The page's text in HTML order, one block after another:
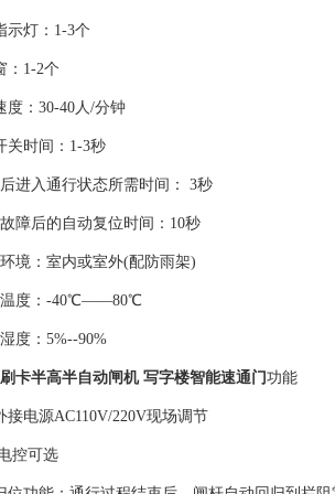
灯：1-3个
1-2个
：30-40人/分钟
时间：1-3秒
进入通行状态所需时间： 3秒
障后的自动复位时间：10秒
境：室内或室外(配防雨架)
度：-40℃——80℃
度：5%--90%
卡半高半自动闸机 写字楼智能速通门功能
电源AC110V/220V现场调节
控可选